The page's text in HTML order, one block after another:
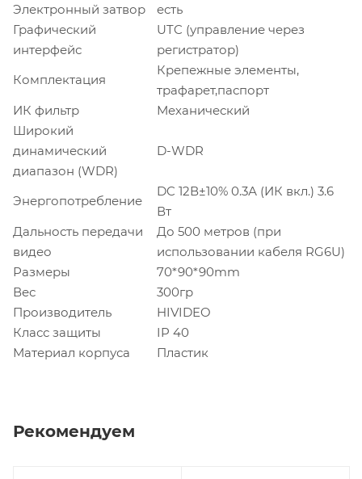
Электронный затвор
есть
Графический
интерфейс
UTC (управление через
регистратор)
Комплектация
Крепежные элементы,
трафарет,паспорт
ИК фильтр
Механический
Широкий
динамический
диапазон (WDR)
D-WDR
Энергопотребление
DC 12В±10% 0.3А (ИК вкл.) 3.6
Вт
Дальность передачи
видео
До 500 метров (при
использовании кабеля RG6U)
Размеры
70*90*90mm
Вес
300гр
Производитель
HIVIDEO
Класс защиты
IP 40
Материал корпуса
Пластик
Рекомендуем